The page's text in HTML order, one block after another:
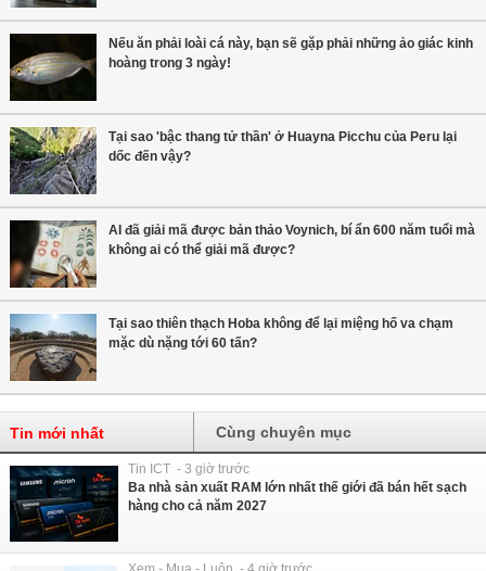
Nếu ăn phải loài cá này, bạn sẽ gặp phải những ảo giác kinh
hoàng trong 3 ngày!
Tại sao 'bậc thang tử thần' ở Huayna Picchu của Peru lại
dốc đến vậy?
AI đã giải mã được bản thảo Voynich, bí ẩn 600 năm tuổi mà
không ai có thể giải mã được?
Tại sao thiên thạch Hoba không để lại miệng hố va chạm
mặc dù nặng tới 60 tấn?
Tin mới nhất Cùng chuyên mục
Tin ICT - 3 giờ trước
Ba nhà sản xuất RAM lớn nhất thế giới đã bán hết sạch
hàng cho cả năm 2027